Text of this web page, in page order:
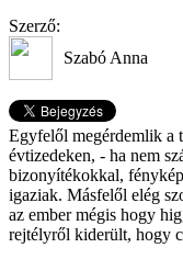
Szerző:
Szabó Anna
Egyfelől megérdemlik a
évtizedeken, - ha nem
bizonyítékokkal,
igaziak. Másfelől elég
az ember mégis hogy
rejtélyről kiderült, hogy